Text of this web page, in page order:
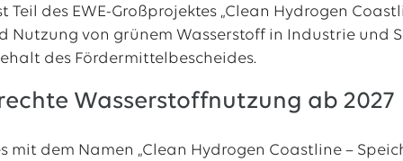
Teil des EWE-Großprojektes „Clean Hydrogen
Nutzung von grünem Wasserstoff in Industrie und
des Fördermittelbescheides.
Wasserstoffnutzung ab 2027
mit dem Namen „Clean Hydrogen Coastline –